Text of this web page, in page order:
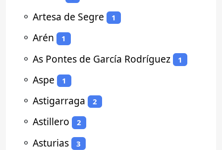
⚬ Artesa de Segre 1
⚬ Arén 1
⚬ As Pontes de García Rodríguez 1
⚬ Aspe 1
⚬ Astigarraga 2
⚬ Astillero 2
⚬ Asturias 3